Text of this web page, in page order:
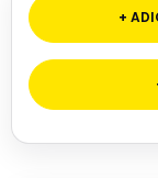
+